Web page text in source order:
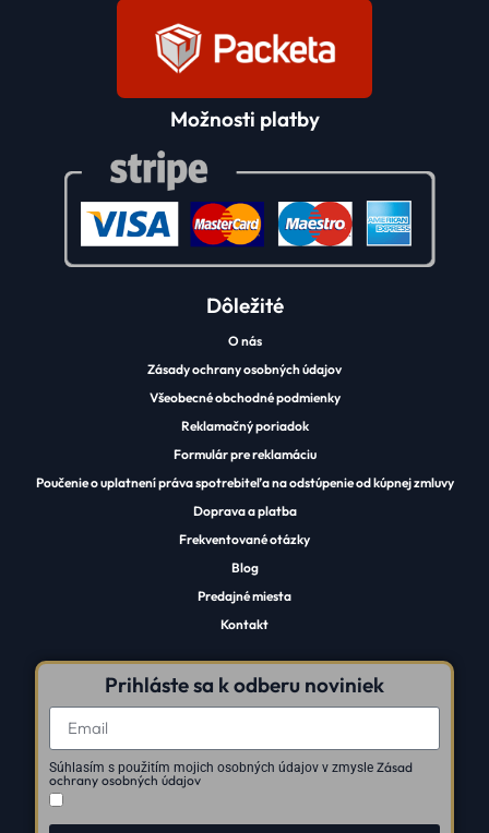
Prihláste sa k odberu noviniek
Súhlasím s použitím mojich osobných údajov v zmysleZásad
ochrany osobných údajov
Dôležité
O nás
Zásady ochrany osobných údajov
Všeobecné obchodné podmienky
Reklamačný poriadok
Formulár pre reklamáciu
Poučenie o uplatnení práva spotrebiteľa na odstúpenie od kúpnej zmluvy
Doprava a platba
Frekventované otázky
Blog
Predajné miesta
Kontakt
Možnosti platby